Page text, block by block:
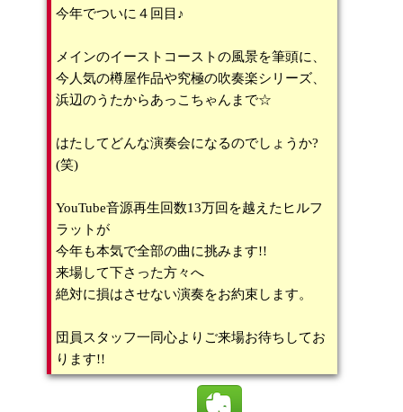
今年でついに４回目♪
メインのイーストコーストの風景を筆頭に、
今人気の樽屋作品や究極の吹奏楽シリーズ、
浜辺のうたからあっこちゃんまで☆
はたしてどんな演奏会になるのでしょうか?
(笑)
YouTube音源再生回数13万回を越えたヒルフ
ラットが
今年も本気で全部の曲に挑みます!!
来場して下さった方々へ
絶対に損はさせない演奏をお約束します。
団員スタッフ一同心よりご来場お待ちしてお
ります!!